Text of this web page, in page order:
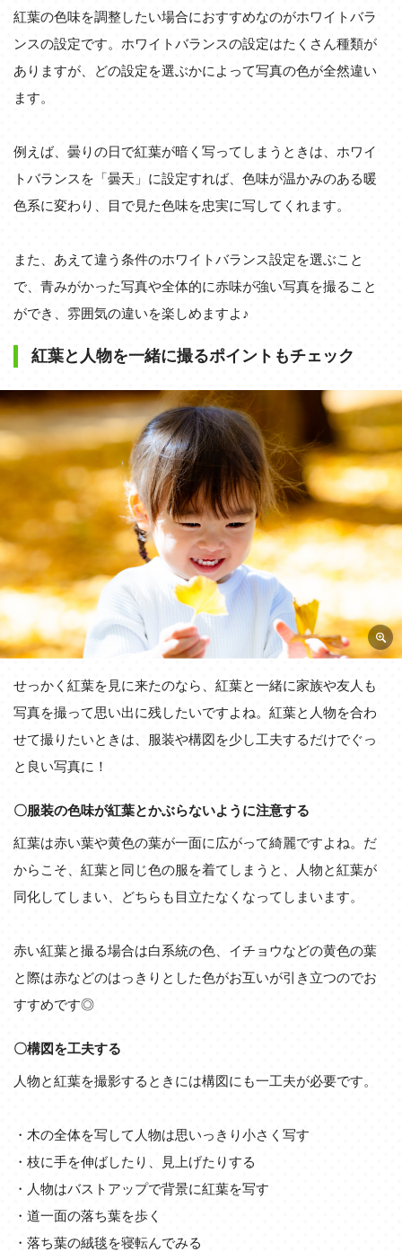
紅葉の色味を調整したい場合におすすめなのがホワイトバラ
ンスの設定です。ホワイトバランスの設定はたくさん種類が
ありますが、どの設定を選ぶかによって写真の色が全然違い
ます。
例えば、曇りの日で紅葉が暗く写ってしまうときは、ホワイ
トバランスを「曇天」に設定すれば、色味が温かみのある暖
色系に変わり、目で見た色味を忠実に写してくれます。
また、あえて違う条件のホワイトバランス設定を選ぶこと
で、青みがかった写真や全体的に赤味が強い写真を撮ること
ができ、雰囲気の違いを楽しめますよ♪
紅葉と人物を一緒に撮るポイントもチェック
せっかく紅葉を見に来たのなら、紅葉と一緒に家族や友人も
写真を撮って思い出に残したいですよね。紅葉と人物を合わ
せて撮りたいときは、服装や構図を少し工夫するだけでぐっ
と良い写真に！
〇服装の色味が紅葉とかぶらないように注意する
紅葉は赤い葉や黄色の葉が一面に広がって綺麗ですよね。だ
からこそ、紅葉と同じ色の服を着てしまうと、人物と紅葉が
同化してしまい、どちらも目立たなくなってしまいます。
赤い紅葉と撮る場合は白系統の色、イチョウなどの黄色の葉
と際は赤などのはっきりとした色がお互いが引き立つのでお
すすめです◎
〇構図を工夫する
人物と紅葉を撮影するときには構図にも一工夫が必要です。
・木の全体を写して人物は思いっきり小さく写す
・枝に手を伸ばしたり、見上げたりする
・人物はバストアップで背景に紅葉を写す
・道一面の落ち葉を歩く
・落ち葉の絨毯を寝転んでみる